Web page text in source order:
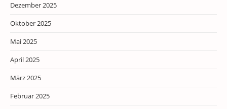
Dezember 2025
Oktober 2025
Mai 2025
April 2025
März 2025
Februar 2025